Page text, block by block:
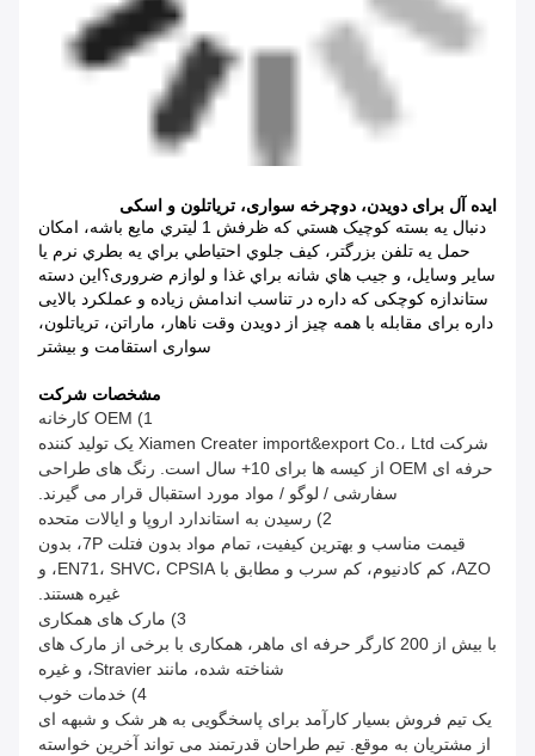
ایده آل برای دویدن، دوچرخه سواری، تریاتلون و اسکی
دنبال يه بسته کوچيک هستي که ظرفش 1 ليتري مايع باشه، امکان
حمل يه تلفن بزرگتر، کيف جلوي احتياطي براي يه بطري نرم يا
ساير وسايل، و جيب هاي شانه براي غذا و لوازم ضروری؟اين دسته
ستاندازه کوچکی که داره در تناسب اندامش زیاده و عملکرد بالایی
داره برای مقابله با همه چیز از دویدن وقت ناهار، ماراتن، تریاتلون،
سواری استقامت و بیشتر
مشخصات شرکت
1) OEM کارخانه
شرکت Xiamen Creater import&export Co.، Ltd یک تولید کننده
حرفه ای OEM از کیسه ها برای 10+ سال است. رنگ های طراحی
سفارشی / لوگو / مواد مورد استقبال قرار می گیرند.
2) رسیدن به استاندارد اروپا و ایالات متحده
قیمت مناسب و بهترین کیفیت، تمام مواد بدون فتلت 7P، بدون
AZO، کم کادنیوم، کم سرب و مطابق با EN71، SHVC، CPSIA، و
غیره هستند.
3) مارک های همکاری
با بیش از 200 کارگر حرفه ای ماهر، همکاری با برخی از مارک های
شناخته شده، مانند Stravier، و غیره
4) خدمات خوب
یک تیم فروش بسیار کارآمد برای پاسخگویی به هر شک و شبهه ای
از مشتریان به موقع. تیم طراحان قدرتمند می تواند آخرین خواسته